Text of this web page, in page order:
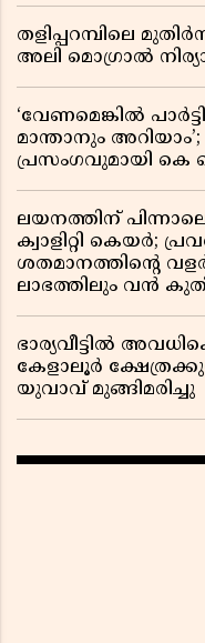
തളിപ്പറമ്പിലെ
അലി മൊഗ്രാൽ
‘വേണമെങ്കിൽ
മാന്താനും
പ്രസംഗവുമായി കെ
ലയനത്തിന്
ക്വാളിറ്റി കെയർ;
ശതമാനത്തിൻ്റെ
ലാഭത്തിലും വൻ
ഭാര്യവീട്ടിൽ
കേളാലൂർ
യുവാവ് മുങ്ങിമരിച്ചു